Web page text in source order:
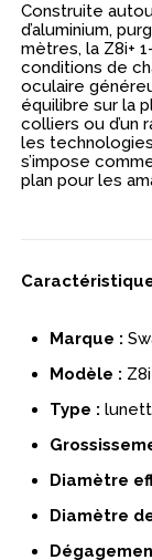
Construite
d’aluminium,
mètres, la Z8i+
conditions de
oculaire
équilibre sur la
colliers ou d’un
les
s’impose
plan pour les
Marque :
Modèle :
Type :
Diamètre
Diamètre